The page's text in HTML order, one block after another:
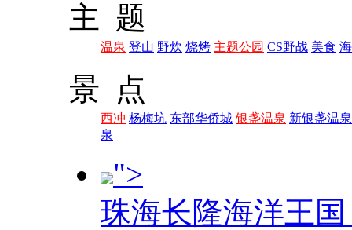
主 题
温泉 登山 野炊 烧烤 主题公园 CS野战 美食
景 点
西冲 杨梅坑 东部华侨城 银盏温泉 新银盏温泉
泉
">
珠海长隆海洋王